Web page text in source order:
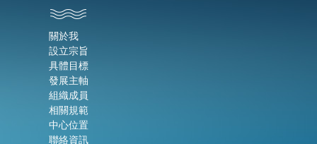
關於我
設立宗旨
具體目標
發展主軸
組織成員
相關規範
中心位置
聯絡資訊